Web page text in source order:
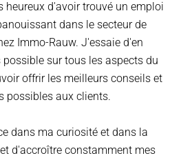
heureux d'avoir trouvé un emploi
dans le secteur de
Immo-Rauw. J'essaie d'en
possible sur tous les aspects du
offrir les meilleurs conseils et
possibles aux clients.
dans ma curiosité et dans la
d'accroître constamment mes